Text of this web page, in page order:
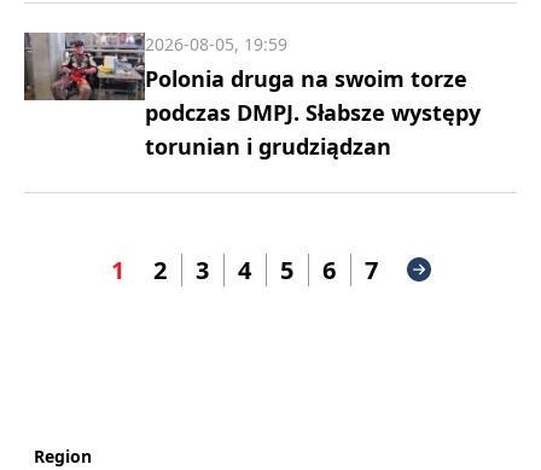
Polonia druga na swoim torze
podczas DMPJ. Słabsze występy
torunian i grudziądzan
2026-08-05, 19:59
1 2 3 4 5 6 7
Region